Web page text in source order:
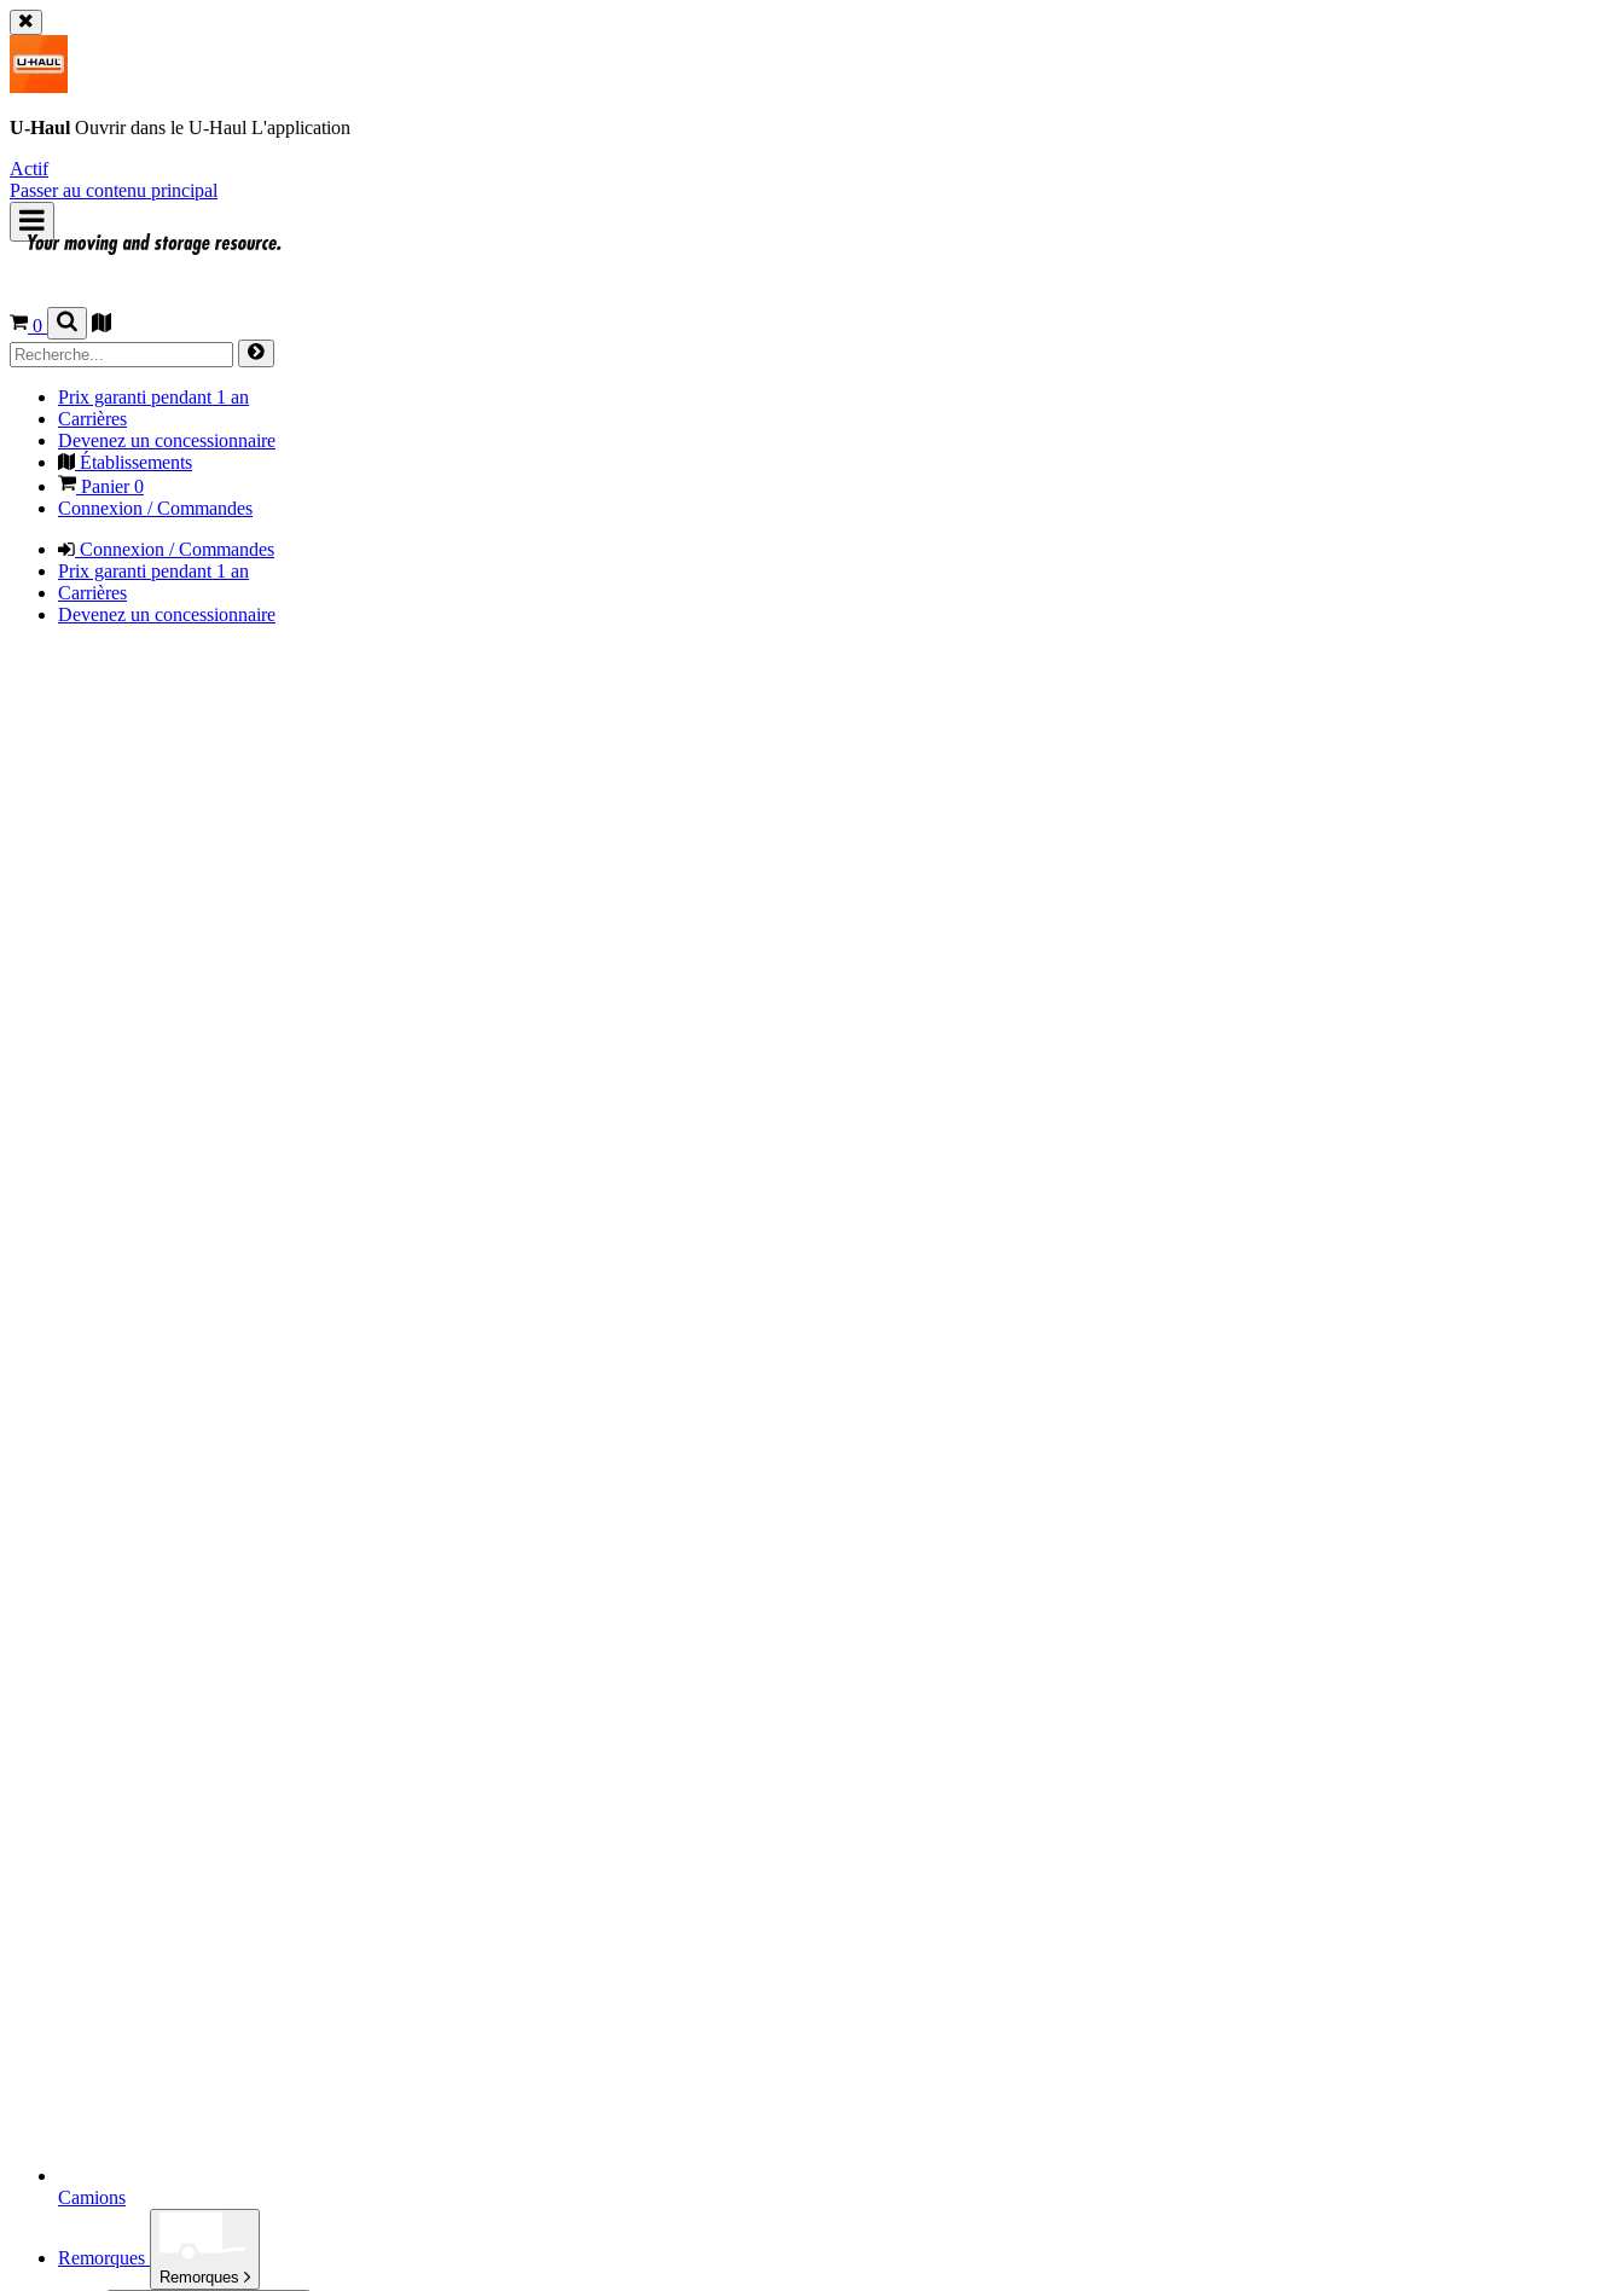
U-Haul Ouvrir dans le U-Haul L'application
Actif
Passer au contenu principal
0
Prix garanti pendant 1 an
Carrières
Devenez un concessionnaire
Établissements
Panier0
Connexion / Commandes
Connexion / Commandes
Prix garanti pendant 1 an
Carrières
Devenez un concessionnaire
Camions
Remorques
Remorques